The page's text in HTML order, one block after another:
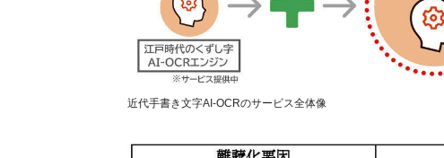
近代手書き文字AI-OCRのサービス全体像